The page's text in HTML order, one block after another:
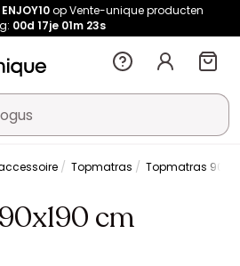
ENJOY10op Vente-unique producten
00d 17je 01m 23s
Topmatras Topmatras
cm